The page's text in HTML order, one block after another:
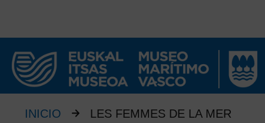
INICIO LES FEMMES DE LA MER